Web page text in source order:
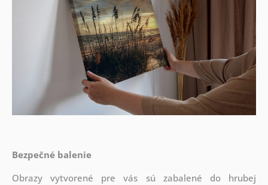
Bezpečné balenie
Obrazy vytvorené pre vás sú zabalené do hrubej